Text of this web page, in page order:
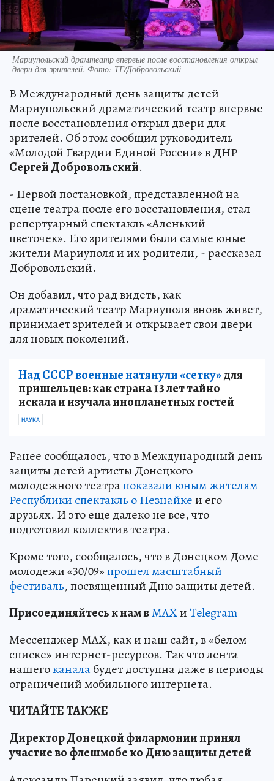
Мариупольский драмтеатр впервые после восстановления открыл
двери для зрителей. Фото: ТГ/Добровольский
В Международный день защиты детей
Мариупольский драматический театр впервые
после восстановления открыл двери для
зрителей. Об этом сообщил руководитель
«Молодой Гвардии Единой России» в ДНР
Сергей Добровольский.
- Первой постановкой, представленной на
сцене театра после его восстановления, стал
репертуарный спектакль «Аленький
цветочек». Его зрителями были самые юные
жители Мариуполя и их родители, - рассказал
Добровольский.
Он добавил, что рад видеть, как
драматический театр Мариуполя вновь живет,
принимает зрителей и открывает свои двери
для новых поколений.
Над СССР военные натянули «сетку»для
пришельцев: как страна 13 лет тайно
искала и изучала инопланетных гостей
НАУКА
Ранее сообщалось, что в Международный день
защиты детей артисты Донецкого
молодежного театрапоказали юным жителям
Республики спектакль о Незнайкеи его
друзьях. И это еще далеко не все, что
подготовил коллектив театра.
Кроме того, сообщалось, что в Донецком Доме
молодежи «30/09»прошел масштабный
фестиваль, посвященный Дню защиты детей.
Присоединяйтесь к нам вMAXиTelegram
Мессенджер MAX, как и наш сайт, в «белом
списке» интернет-ресурсов. Так что лента
нашегоканалабудет доступна даже в периоды
ограничений мобильного интернета.
ЧИТАЙТЕ ТАКЖЕ
Директор Донецкой филармонии принял
участие во флешмобе ко Дню защиты детей